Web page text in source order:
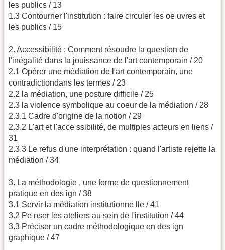
les publics / 13
1.3 Contourner l'institution : faire circuler les oe uvres et
les publics / 15
2. Accessibilité : Comment résoudre la question de
l'inégalité dans la jouissance de l'art contemporain / 20
2.1 Opérer une médiation de l'art contemporain, une
contradictiondans les termes / 23
2.2 la médiation, une posture difficile / 25
2.3 la violence symbolique au coeur de la médiation / 28
2.3.1 Cadre d'origine de la notion / 29
2.3.2 L'art et l'acce ssibilité, de multiples acteurs en liens /
31
2.3.3 Le refus d'une interprétation : quand l'artiste rejette la
médiation / 34
3. La méthodologie , une forme de questionnement
pratique en des ign / 38
3.1 Servir la médiation institutionne lle / 41
3.2 Pe nser les ateliers au sein de l'institution / 44
3.3 Préciser un cadre méthodologique en des ign
graphique / 47